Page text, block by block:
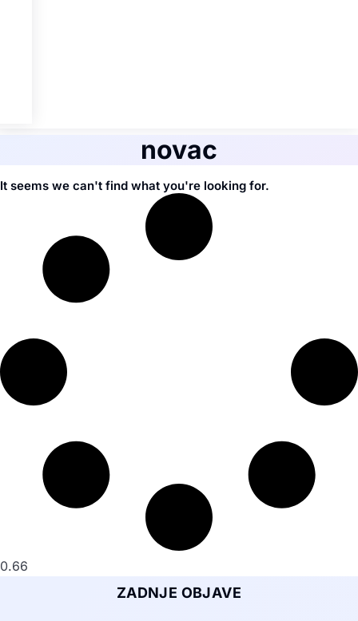
novac
It seems we can't find what you're looking for.
ZADNJE OBJAVE